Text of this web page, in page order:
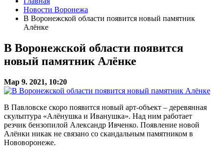
Новости Воронежа
В Воронежской области появится новый памятник
Алёнке
В Воронежской области появится
новый памятник Алёнке
Мар 9. 2021, 10:20
В Павловске скоро появится новый арт-объект – деревянная
скульптура «Алёнушка и Иванушка». Над ним работает
резчик бензопилой Александр Ивченко. Появление новой
Алёнки никак не связано со скандальным памятником в
Нововоронеже.